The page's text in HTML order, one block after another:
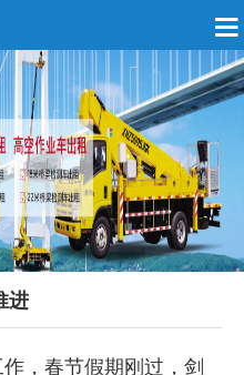
进
，春节假期刚过，剑